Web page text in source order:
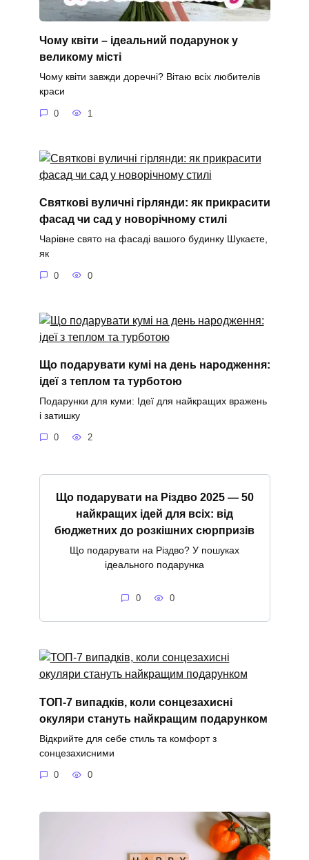
Чому квіти – ідеальний подарунок у
великому місті
Чому квіти завжди доречні? Вітаю всіх любителів
краси
0 1
Святкові вуличні гірлянди: як прикрасити
фасад чи сад у новорічному стилі
Чарівне свято на фасаді вашого будинку Шукаєте,
як
0 0
Що подарувати кумі на день народження:
ідеї з теплом та турботою
Подарунки для куми: Ідеї для найкращих вражень
і затишку
0 2
Що подарувати на Різдво 2025 — 50
найкращих ідей для всіх: від
бюджетних до розкішних сюрпризів
Що подарувати на Різдво? У пошуках
ідеального подарунка
0 0
ТОП-7 випадків, коли сонцезахисні
окуляри стануть найкращим подарунком
Відкрийте для себе стиль та комфорт з
сонцезахисними
0 0